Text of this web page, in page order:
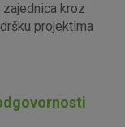
kroz
projektima